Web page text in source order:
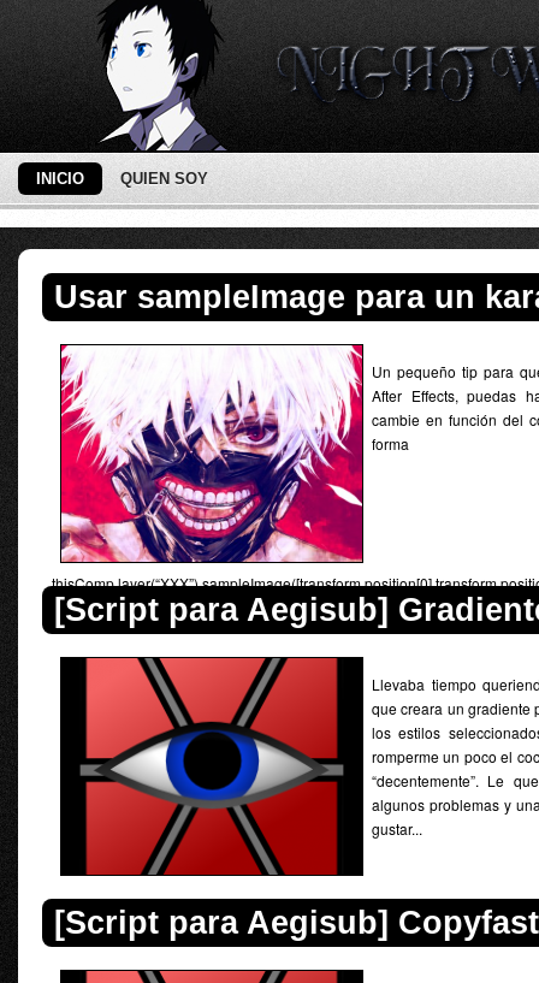
INICIO QUIEN SOY
Usar sampleImage para un
Un pequeño tip para
After Effects, puedas
cambie en función del
forma
debería ser el nombre de la capa del vídeo de referenci...
[Script para Aegisub]
Llevaba tiempo
que creara un gradiente
los estilos
romperme un poco el
“decentemente”. Le
algunos problemas y
gustar...
[Script para Aegisub] Copyfast